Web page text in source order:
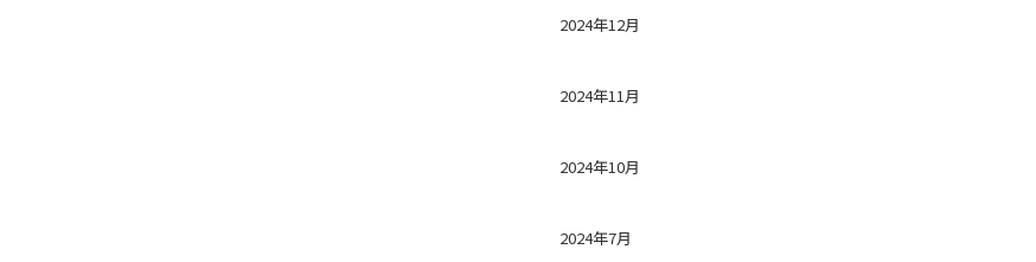
2024年12月
2024年11月
2024年10月
2024年7月